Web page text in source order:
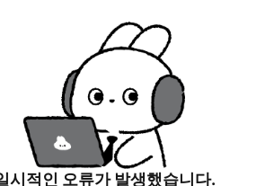
시적인 오류가 발생했습니다.